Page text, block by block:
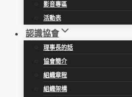
影音專區
活動表
認識協會
理事長的話
協會簡介
組織章程
組織架構